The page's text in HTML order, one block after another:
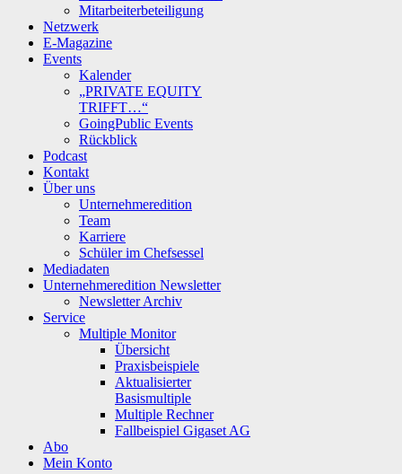
Mitarbeiterbeteiligung
Netzwerk
E-Magazine
Events
Kalender
„PRIVATE EQUITY
TRIFFT…“
GoingPublic Events
Rückblick
Podcast
Kontakt
Über uns
Unternehmeredition
Team
Karriere
Schüler im Chefsessel
Mediadaten
Unternehmeredition Newsletter
Newsletter Archiv
Service
Multiple Monitor
Übersicht
Praxisbeispiele
Aktualisierter
Basismultiple
Multiple Rechner
Fallbeispiel Gigaset AG
Abo
Mein Konto